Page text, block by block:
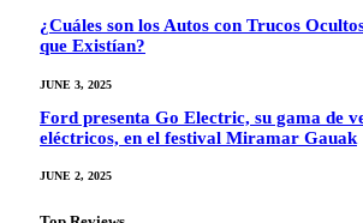
¿Cuáles son los Autos con Trucos
que Existían?
JUNE 3, 2025
Ford presenta Go Electric, su gama de
eléctricos, en el festival Miramar Gauak
JUNE 2, 2025